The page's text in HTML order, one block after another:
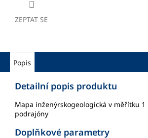
ZEPTAT SE
Popis
Detailní popis produktu
Mapa inženýrskogeologická v měřítku 1
podrajóny
Doplňkové parametry